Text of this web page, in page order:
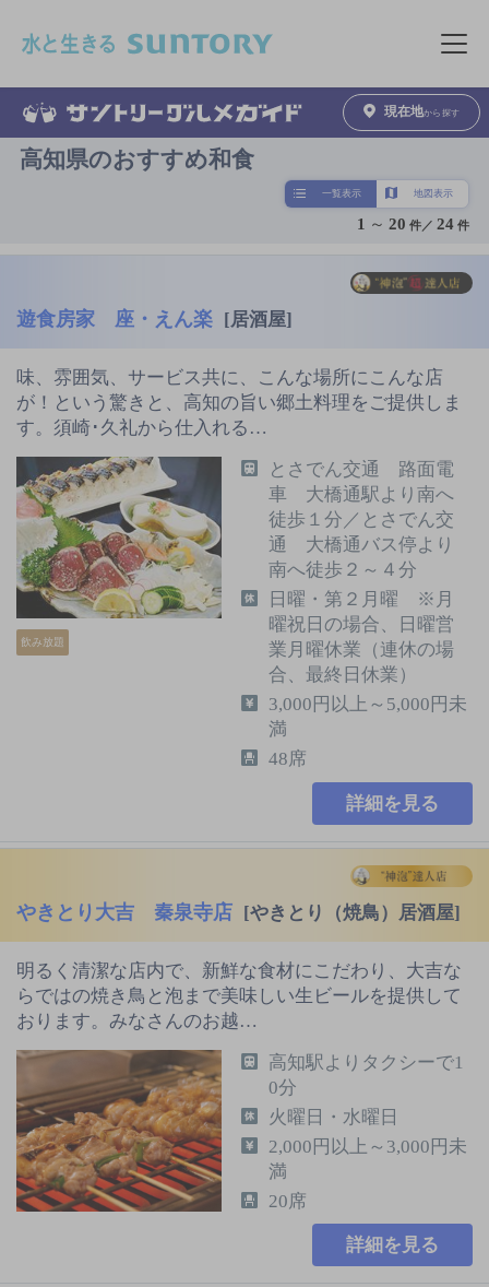
メニュ
現在地から探す
高知県のおすすめ和食
一覧表示 地図表示
1 ～ 20 件／24 件
遊食房家 座・えん楽 [居酒屋]
味、雰囲気、サービス共に、こんな場所にこんな店
が！という驚きと、高知の旨い郷土料理をご提供しま
す。須崎･久礼から仕入れる…
飲み放題
とさでん交通 路面電
車 大橋通駅より南へ
徒歩１分／とさでん交
通 大橋通バス停より
南へ徒歩２～４分
日曜・第２月曜 ※月
曜祝日の場合、日曜営
業月曜休業（連休の場
合、最終日休業）
3,000円以上～5,000円未
満
48席
詳細を見る
やきとり大吉 秦泉寺店 [やきとり（焼鳥）居酒屋]
明るく清潔な店内で、新鮮な食材にこだわり、大吉な
らではの焼き鳥と泡まで美味しい生ビールを提供して
おります。みなさんのお越…
高知駅よりタクシーで1
0分
火曜日・水曜日
2,000円以上～3,000円未
満
20席
詳細を見る